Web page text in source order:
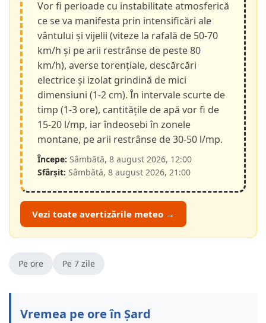
Vor fi perioade cu instabilitate atmosferică
ce se va manifesta prin intensificări ale
vântului și vijelii (viteze la rafală de 50-70
km/h și pe arii restrânse de peste 80
km/h), averse torențiale, descărcări
electrice și izolat grindină de mici
dimensiuni (1-2 cm). În intervale scurte de
timp (1-3 ore), cantitățile de apă vor fi de
15-20 l/mp, iar îndeosebi în zonele
montane, pe arii restrânse de 30-50 l/mp.
Începe: Sâmbătă, 8 august 2026, 12:00
Sfârșit: Sâmbătă, 8 august 2026, 21:00
Vezi toate avertizările meteo →
Pe ore Pe 7 zile
Vremea pe ore în Șard